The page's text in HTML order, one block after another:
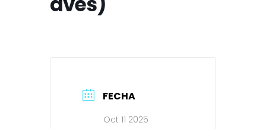
FECHA
Oct 11 2025